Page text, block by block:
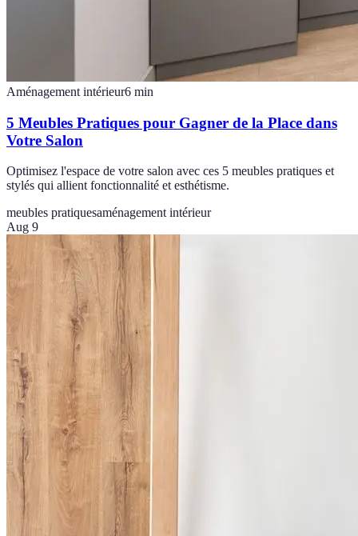
Aménagement intérieur6 min
5 Meubles Pratiques pour Gagner de la Place dans
Votre Salon
Optimisez l'espace de votre salon avec ces 5 meubles pratiques et
stylés qui allient fonctionnalité et esthétisme.
meubles pratiquesaménagement intérieur
Aug 9